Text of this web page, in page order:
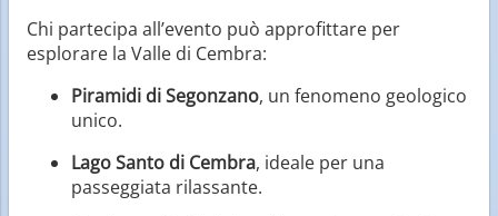
Chi partecipa all’evento può approfittare per
esplorare la Valle di Cembra:
Piramidi di Segonzano, un fenomeno geologico
unico.
Lago Santo di Cembra, ideale per una
passeggiata rilassante.